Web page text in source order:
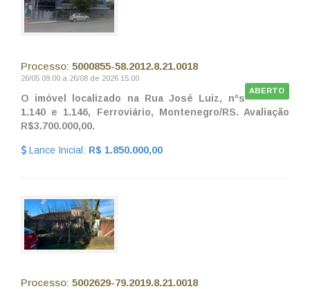
Processo: 5000855-58.2012.8.21.0018
26/05 09:00 a 26/08 de 2026 15:00
ABERTO
O imóvel localizado na Rua José Luiz, nºs
1.140 e 1.146, Ferroviário, Montenegro/RS. Avaliação
R$3.700.000,00.
Lance Inicial: R$ 1.850.000,00
Processo: 5002629-79.2019.8.21.0018